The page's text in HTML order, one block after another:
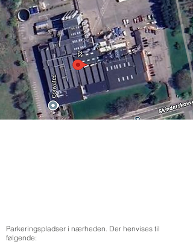
Parkeringspladser i nærheden. Der henvises til
følgende: